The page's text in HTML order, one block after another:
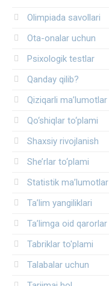
Olimpiada savollari
Ota-onalar uchun
Psixologik testlar
Qanday qilib?
Qiziqarli ma’lumotlar
Qo‘shiqlar to‘plami
Shaxsiy rivojlanish
She’rlar to‘plami
Statistik ma’lumotlar
Ta’lim yangiliklari
Ta’limga oid qarorlar
Tabriklar to'plami
Talabalar uchun